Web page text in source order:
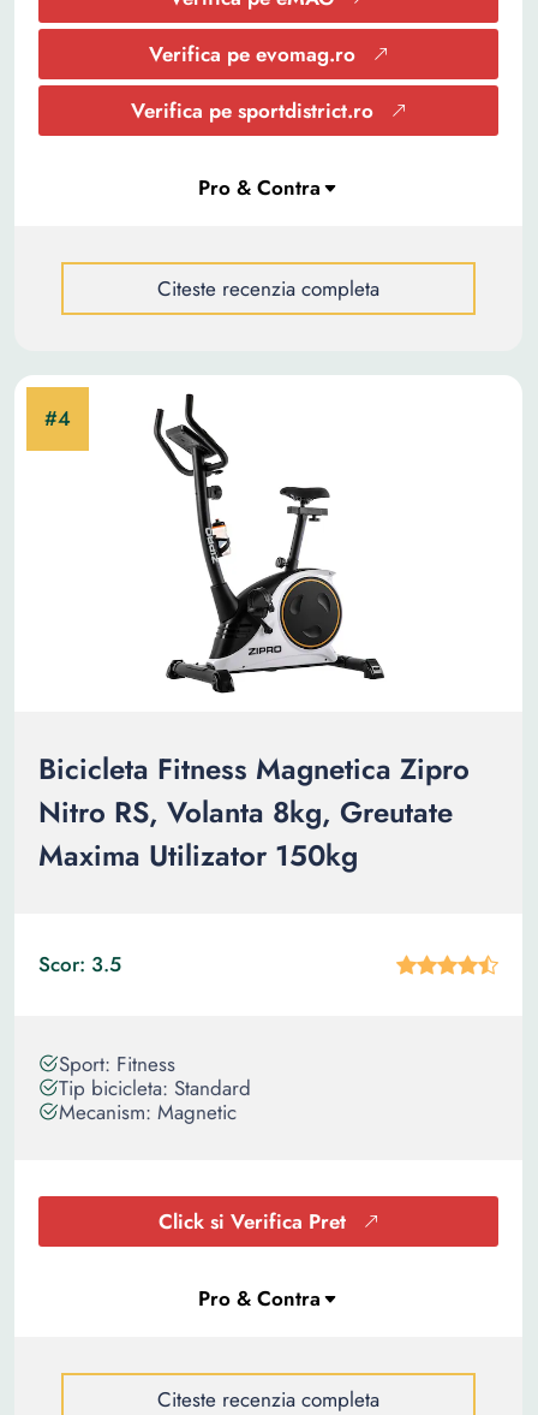
Verifica pe evomag.ro
Verifica pe sportdistrict.ro
Citeste recenzia completa
Bicicleta Fitness Magnetica Zipro
Nitro RS, Volanta 8kg, Greutate
Maxima Utilizator 150kg
Scor: 3.5
Sport: Fitness
Tip bicicleta: Standard
Mecanism: Magnetic
Click si Verifica Pret
Citeste recenzia completa